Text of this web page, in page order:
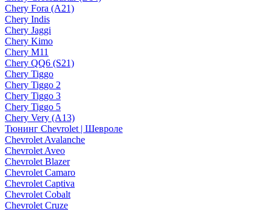
Chery Fora (A21)
Chery Indis
Chery Jaggi
Chery Kimo
Chery M11
Chery QQ6 (S21)
Chery Tiggo
Chery Tiggo 2
Chery Tiggo 3
Chery Tiggo 5
Chery Very (A13)
Тюнинг Chevrolet | Шевроле
Chevrolet Avalanche
Chevrolet Aveo
Chevrolet Blazer
Chevrolet Camaro
Chevrolet Captiva
Chevrolet Cobalt
Chevrolet Cruze